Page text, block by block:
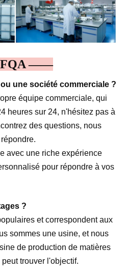
——
une société commerciale ?
équipe commerciale, qui
heures sur 24, n'hésitez pas à
des questions, nous
avec une riche expérience
pour répondre à vos
?
et correspondent aux
sommes une usine, et nous
de production de matières
trouver l'objectif.